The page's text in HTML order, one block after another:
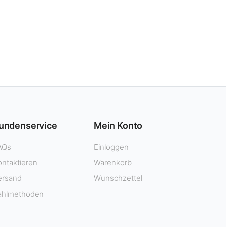
Mein Konto
Einloggen
Warenkorb
Wunschzettel